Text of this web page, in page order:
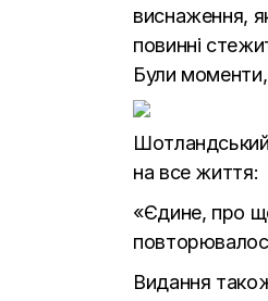
виснаження,
повинні
Були моменти,
на все життя:
«Єдине, про
Видання